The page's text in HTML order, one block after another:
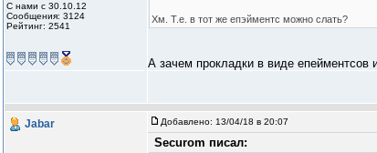
С нами с 30.10.12
Сообщения: 3124
Рейтинг: 2541
Хм. Т.е. в тот же епэйментс можно слать?
А зачем прокладки в виде епейментсов
Jabar Добавлено: 13/04/18 в 20:07
Securom писал: